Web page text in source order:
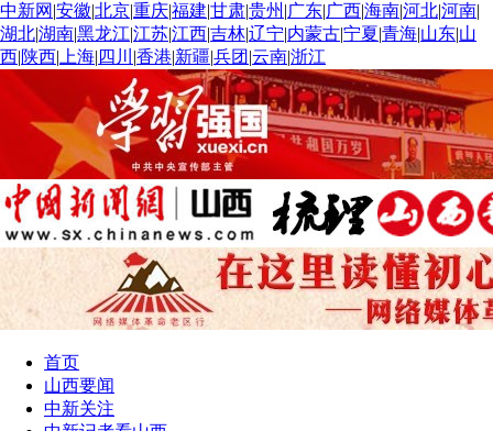
中新网 |安徽|北京|重庆|福建|甘肃|贵州 |广东|广西|海南|河北|河南|
湖北|湖南|黑龙江|江苏|江西|吉林|辽宁|内蒙古|宁夏|青海|山东|山
西|陕西| 上海| 四川 |香港|新疆|兵团 |云南|浙江
首页
山西要闻
中新关注